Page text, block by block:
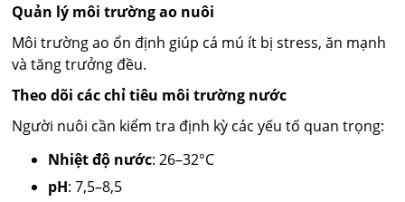
Quản lý môi trường ao nuôi
Môi trường ao ổn định giúp cá mú ít bị stress, ăn mạnh
và tăng trưởng đều.
Theo dõi các chỉ tiêu môi trường nước
Người nuôi cần kiểm tra định kỳ các yếu tố quan trọng:
Nhiệt độ nước: 26–32°C
pH: 7,5–8,5